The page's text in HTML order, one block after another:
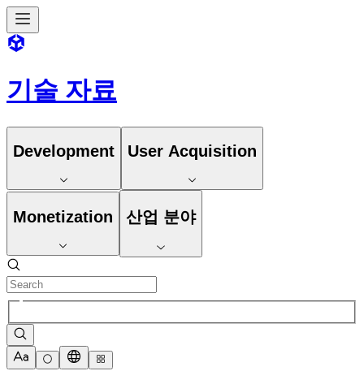
기술 자료
Development User Acquisition
Monetization 산업 분야